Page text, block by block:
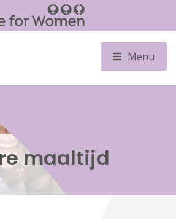
Menu
maaltijd